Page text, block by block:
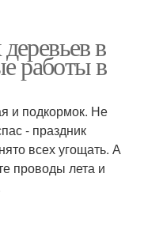
в
работы в
и подкормок. Не
- праздник
всех угощать. А
проводы лета и